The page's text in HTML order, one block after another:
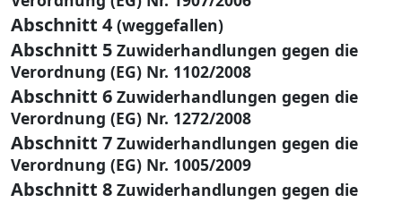
Abschnitt 4 (weggefallen)
Abschnitt 5 Zuwiderhandlungen gegen die
Verordnung (EG) Nr. 1102/2008
Abschnitt 6 Zuwiderhandlungen gegen die
Verordnung (EG) Nr. 1272/2008
Abschnitt 7 Zuwiderhandlungen gegen die
Verordnung (EG) Nr. 1005/2009
Abschnitt 8 Zuwiderhandlungen gegen die